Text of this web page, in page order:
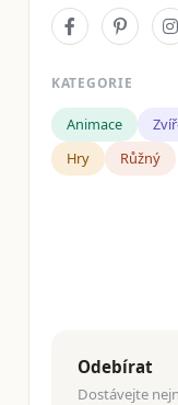
KATEGORIE
Animace
Hry
Růžný
Odebírat
Dostávejte